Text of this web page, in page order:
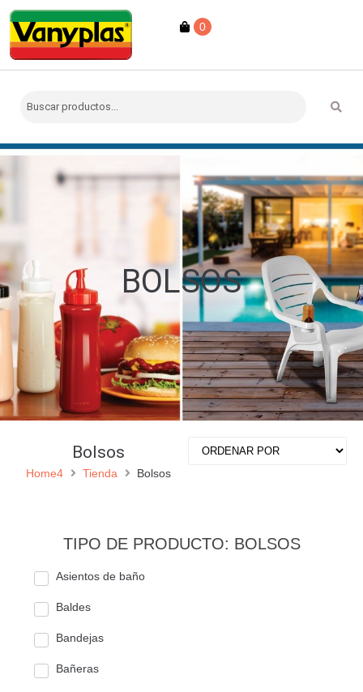
0
BOLSOS
Bolsos
Home4 Tienda Bolsos
TIPO DE PRODUCTO: BOLSOS
Asientos de baño
Baldes
Bandejas
Bañeras